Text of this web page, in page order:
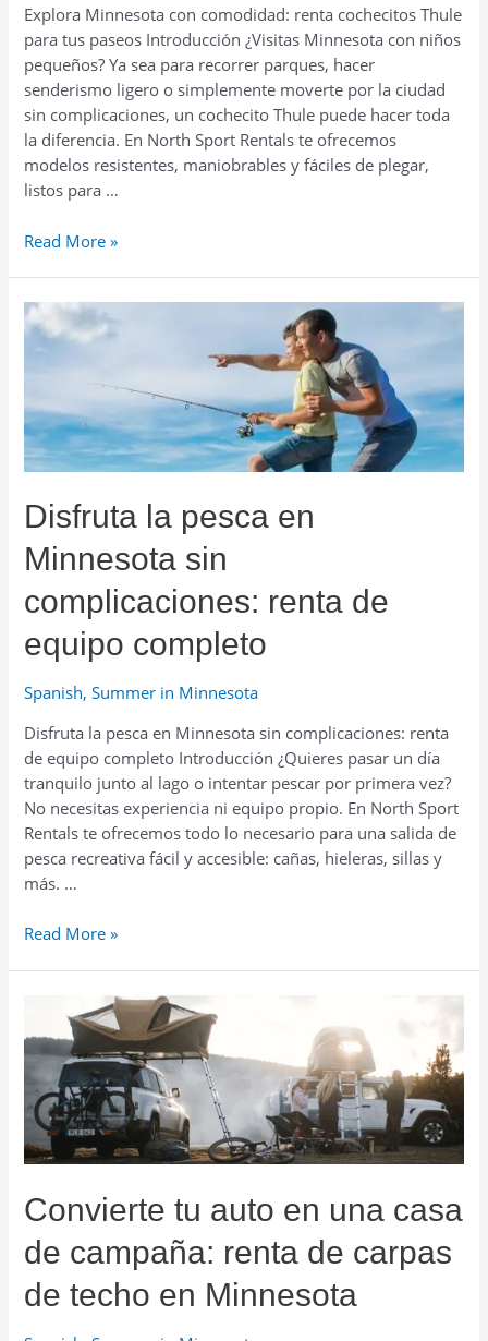
Explora Minnesota con comodidad: renta cochecitos Thule
para tus paseos Introducción ¿Visitas Minnesota con niños
pequeños? Ya sea para recorrer parques, hacer
senderismo ligero o simplemente moverte por la ciudad
sin complicaciones, un cochecito Thule puede hacer toda
la diferencia. En North Sport Rentals te ofrecemos
modelos resistentes, maniobrables y fáciles de plegar,
listos para …
Explora
comodidad:
renta
para
tus
paseos
Read More »
Disfruta la pesca en
Minnesota sin
complicaciones: renta de
equipo completo
Spanish,Summer in Minnesota
Disfruta la pesca en Minnesota sin complicaciones: renta
de equipo completo Introducción ¿Quieres pasar un día
tranquilo junto al lago o intentar pescar por primera vez?
No necesitas experiencia ni equipo propio. En North Sport
Rentals te ofrecemos todo lo necesario para una salida de
pesca recreativa fácil y accesible: cañas, hieleras, sillas y
más. …
Disfruta
Minnesota
sin
complicaciones:
renta
de
equipo
Read More »
Convierte tu auto en una casa
de campaña: renta de carpas
de techo en Minnesota